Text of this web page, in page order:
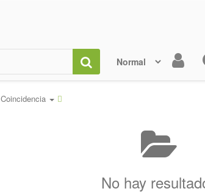
Coincidencia
No hay